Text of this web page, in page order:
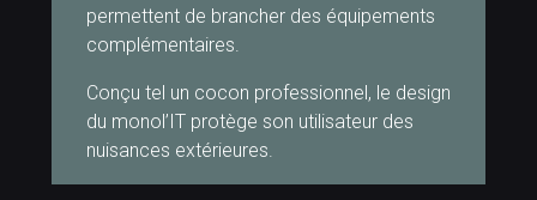
permettent de brancher des équipements
complémentaires.
Conçu tel un cocon professionnel, le design
du monol’IT protège son utilisateur des
nuisances extérieures.